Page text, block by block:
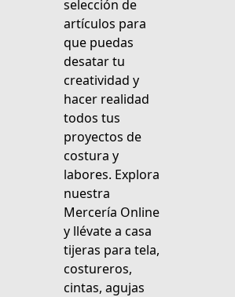
selección de
artículos para
que puedas
desatar tu
creatividad y
hacer realidad
todos tus
proyectos de
costura y
labores. Explora
nuestra
Mercería Online
y llévate a casa
tijeras para tela,
costureros,
cintas, agujas